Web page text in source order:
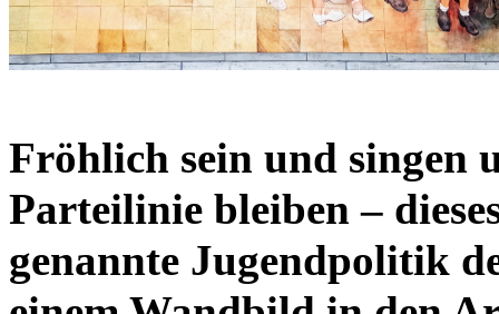
Fröhlich sein und singen
Parteilinie bleiben –
genannte Jugendpolitik